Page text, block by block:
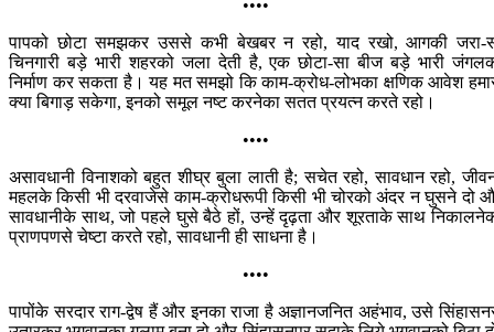
••••
पापको छोटा समझकर उससे कभी बेखबर न रहो, याद रखो, आगकी जरा-
चिनगारी बड़े भारी शहरको जला देती है, एक छोटा-सा बीज बड़े भारी
निर्माण कर सकता है। यह मत समझो कि काम-क्रोध-लोभका क्षणिक आवेश
क्या बिगाड़ सकेगा, इनको समूल नष्ट करनेका सतत प्रयत्न करते रहो।
••••
असावधानी विनाशको बहुत शीघ्र बुला लाती है; सचेत रहो, सावधान रहो,
महलके किसी भी दरवाजेसे काम-क्रोधरूपी किसी भी चोरको अंदर न घुसने दो
सावधानीके साथ, जो पहले घुसे बैठे हों, उन्हें दृढ़ता और शूरताके साथ
प्राणपणसे चेष्टा करते रहो, सावधानी ही साधना है।
••••
पापोंके सरदार राग-द्वेष हैं और इनका राजा है अज्ञानजनित अहंभाव, उसे